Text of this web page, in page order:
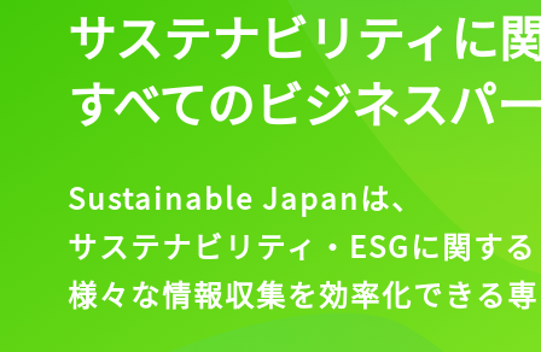
サステナビリティに
すべてのビジネスパ
Sustainable Japanは、
サステナビリティ・ESGに関する
様々な情報収集を効率化できる